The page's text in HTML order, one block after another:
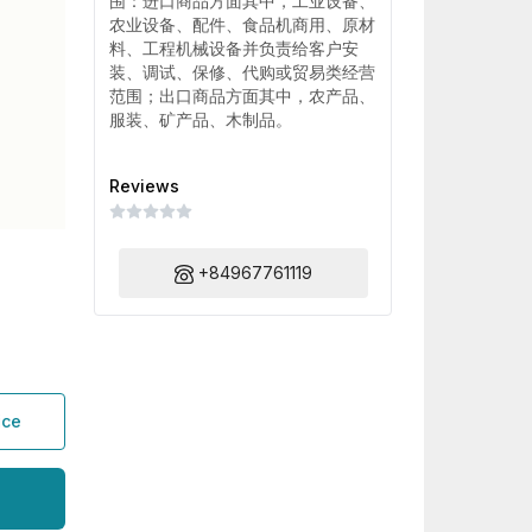
农业设备、配件、食品机商用、原材
料、工程机械设备并负责给客户安
装、调试、保修、代购或贸易类经营
范围；出口商品方面其中，农产品、
服装、矿产品、木制品。
Reviews
+84967761119